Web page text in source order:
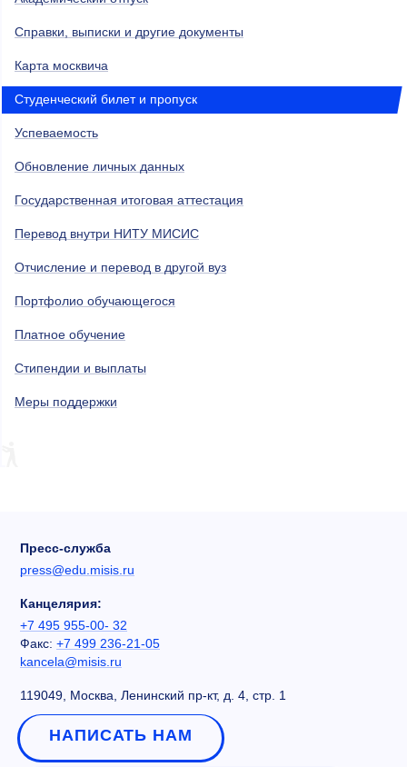
Справки, выписки и другие документы
Карта москвича
Студенческий билет и пропуск
Успеваемость
Обновление личных данных
Государственная итоговая аттестация
Перевод внутри НИТУ МИСИС
Отчисление и перевод в другой вуз
Портфолио обучающегося
Платное обучение
Стипендии и выплаты
Меры поддержки
Пресс-служба
press@edu.misis.ru
Канцелярия:
+7 495 955-00- 32
Факс: +7 499 236-21-05
kancela@misis.ru
119049, Москва, Ленинский пр-кт, д. 4, стр. 1
НАПИСАТЬ НАМ